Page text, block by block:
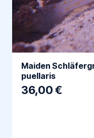
Maiden
puellaris
36,00 €